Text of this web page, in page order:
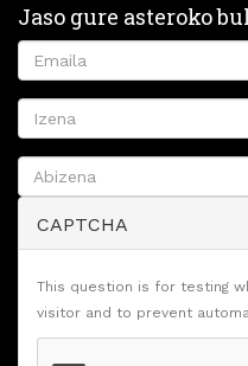
Jaso gure asteroko
CAPTCHA
This question is for testing
visitor and to prevent